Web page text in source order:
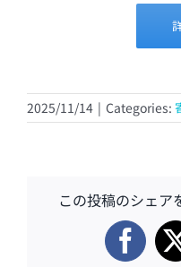
2025/11/14 | Categories:
この投稿のシェア